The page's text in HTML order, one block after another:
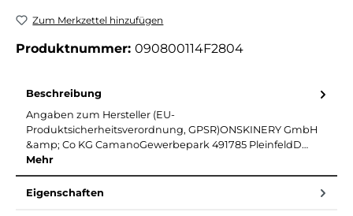
Zum Merkzettel hinzufügen
Produktnummer: 090800114F2804
Beschreibung
Angaben zum Hersteller (EU-
Produktsicherheitsverordnung, GPSR)ONSKINERY GmbH
&amp; Co KG CamanoGewerbepark 491785 PleinfeldD…
Mehr
Eigenschaften